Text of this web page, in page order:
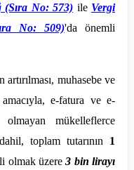
(Sıra No: 573) ile Vergi
No: 509)'da önemli
muhasebe ve
e-fatura ve e-
mükelleflerce
toplam tutarının 1
olmak üzere3 bin lirayı